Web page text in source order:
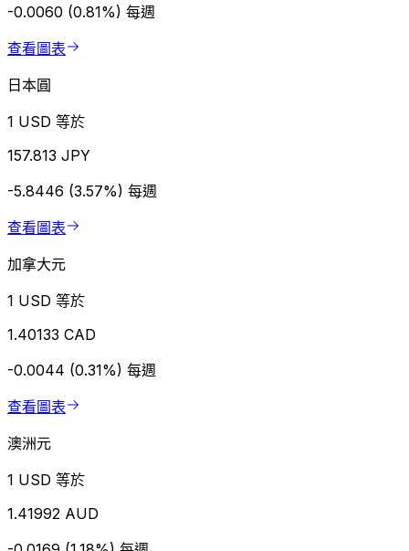
-0.0060 (0.81%) 每週
查看圖表
日本圓
1 USD 等於
157.813 JPY
-5.8446 (3.57%) 每週
查看圖表
加拿大元
1 USD 等於
1.40133 CAD
-0.0044 (0.31%) 每週
查看圖表
澳洲元
1 USD 等於
1.41992 AUD